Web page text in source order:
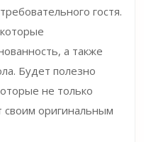
гостя.
а также
Будет полезно
не только
своим оригинальным